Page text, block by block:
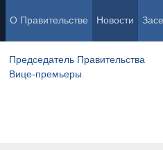
О Правительстве Новости
Председатель Правительства
Вице-премьеры